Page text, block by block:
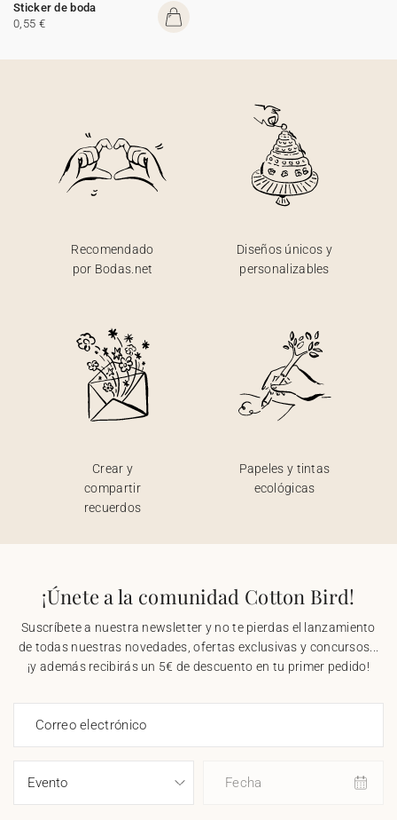
Sticker de boda
0,55 €
Recomendado
por Bodas.net
Diseños únicos y
personalizables
Crear y
compartir
recuerdos
Papeles y tintas
ecológicas
¡Únete a la comunidad Cotton Bird!
Suscríbete a nuestra newsletter y no te pierdas el lanzamiento
de todas nuestras novedades, ofertas exclusivas y concursos...
¡y además recibirás un 5€ de descuento en tu primer pedido!
Correo electrónico
Fecha